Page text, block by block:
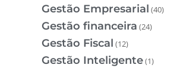
Gestão Empresarial (40)
Gestão financeira (24)
Gestão Fiscal (12)
Gestão Inteligente(1)